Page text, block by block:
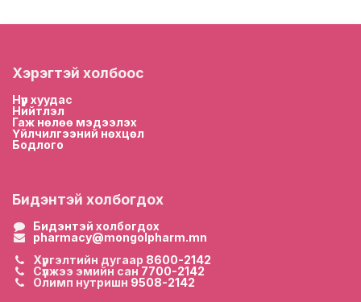
Хэрэгтэй холбоос
Нүүр хуудас
Нийтлэл
Гаж нөлөө мэдээлэх
Үйлчилгээний нөхцөл
Бодлого
Бидэнтэй холбогдох
Бидэнтэй холбогдох
pharmacy@mongolpharm.mn
Хүргэлтийн дугаар 8600-2142
Сүлжээ эмийн сан 7700-2142
Олимп нутришн 9508-2142